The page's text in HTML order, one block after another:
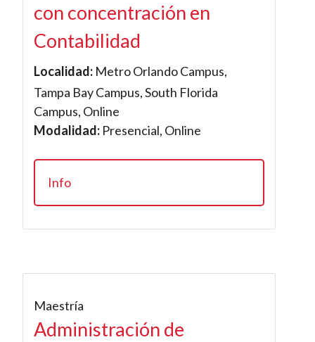
con concentración en
Contabilidad
Localidad: Metro Orlando Campus,
Tampa Bay Campus, South Florida
Campus, Online
Modalidad: Presencial, Online
Info
Maestría
Administración de